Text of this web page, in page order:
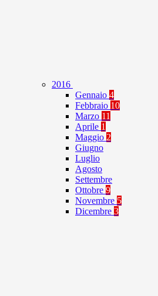
2016
Gennaio 4
Febbraio 10
Marzo 11
Aprile 1
Maggio 2
Giugno
Luglio
Agosto
Settembre
Ottobre 9
Novembre 5
Dicembre 3